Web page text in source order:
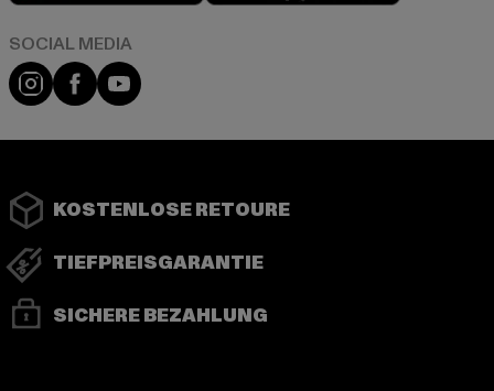
Instagram
FacebookYouTube
KOSTENLOSE RETOURE
TIEFPREISGARANTIE
SICHERE BEZAHLUNG